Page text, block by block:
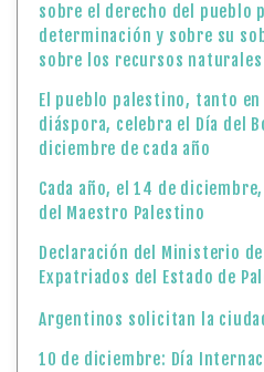
sobre el derecho del pueblo
determinación y sobre su
sobre los recursos naturales
El pueblo palestino, tanto
diáspora, celebra el Día del
diciembre de cada año
Cada año, el 14 de
del Maestro Palestino
Declaración del Ministerio
Expatriados del Estado de
Argentinos solicitan la
10 de diciembre: Día